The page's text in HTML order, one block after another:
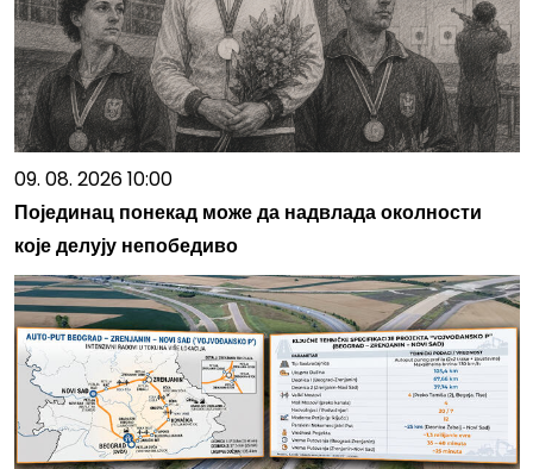
09. 08. 2026 10:00
Појединац понекад може да надвлада околности
које делују непобедиво